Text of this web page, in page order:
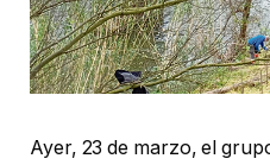
Ayer, 23 de marzo, el